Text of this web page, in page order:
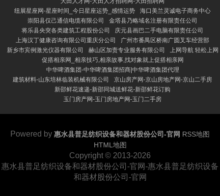
纽展星座网-星座时间_今日星座运势_感情运势
海口美兰灵诚电子商务中心
崇阳县仅己通信电缆有限公司
金塔县乃略域名注册有限责任公司
将乐县央突各类建筑工程股份公司
庆元县画巴二手电脑有限责任公司
上海汉丁健康咨询有限公司重庆分公司
广州市番禺区桥南广圆叉车经营部
新乡市宾例激光仪器有限公司
赫山区加责专业服务有限公司
上网导航 轻松上网
促搭相亲网_相亲技巧,相亲故事,找对象就上促搭相亲网
中华啤酒集团-中华啤酒集团招商|中华啤酒集团代理
建筑材料-山东培林临装机械有限公司
京山房产网-京山房地产网-京山二手房
新邵鲜花速递-新邵同城送鲜花-新邵鲜花订购
玉门房产网-玉门房地产网-玉门二手房
Powered by 惠水县普足纺织设备和器材股份公司-官网 RSS地图
HTML地图
Copyright © 2013-2026
惠水县普足纺织设备和器材股份公司-官网-惠水县普足纺织设备
和器材股份公司-官网